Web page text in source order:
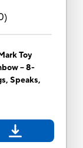
)
Toy
-- 8-
Speaks,